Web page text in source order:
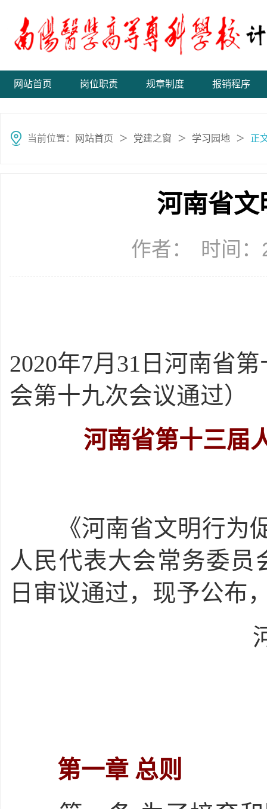
网站首页 岗位职责 规章制度 报销程序
当前位置： 网站首页 ＞ 党建之窗 ＞ 学习园地 ＞ 正
河南省
作者： 时间
2020年7月31日河南省
会第十九次会议通过）
河南省第十三届
《河南省文明行为促
人民代表大会常务委员
日审议通过，现予公布
河
第一章 总则